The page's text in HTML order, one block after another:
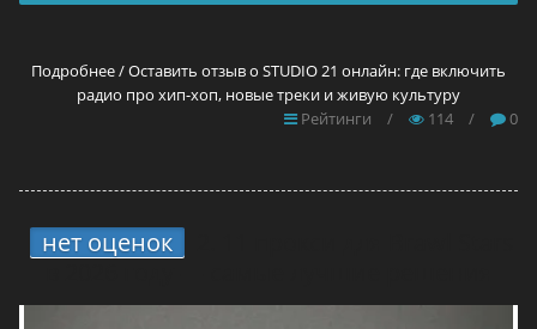
Подробнее / Оставить отзыв о STUDIO 21 онлайн: где включить
радио про хип-хоп, новые треки и живую культуру
Рейтинги
/ 114 / 0
нет оценок